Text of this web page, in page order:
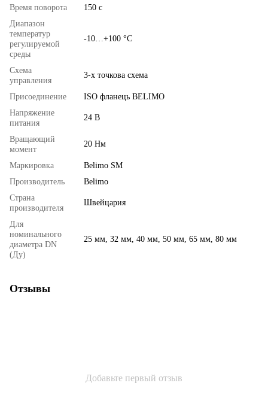
Время поворота
150 с
Диапазон
температур
регулируемой
среды
-10…+100 °С
Схема
управления
3-х точкова схема
Присоединение
ISO фланець BELIMO
Напряжение
питания
24 В
Вращающий
момент
20 Нм
Маркировка
Belimo SM
Производитель
Belimo
Страна
производителя
Швейцария
Для
номинального
диаметра DN
(Ду)
25 мм, 32 мм, 40 мм, 50 мм, 65 мм, 80 мм
Отзывы
Добавьте первый отзыв